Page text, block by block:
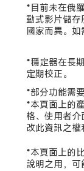
*目前未在俄
動式影片儲存
國家而異。如
*穩定器在長
定期校正。
*部分功能需
*本頁面上的
格、使用者
改此資訊之權
*本頁面上的
說明之用，可